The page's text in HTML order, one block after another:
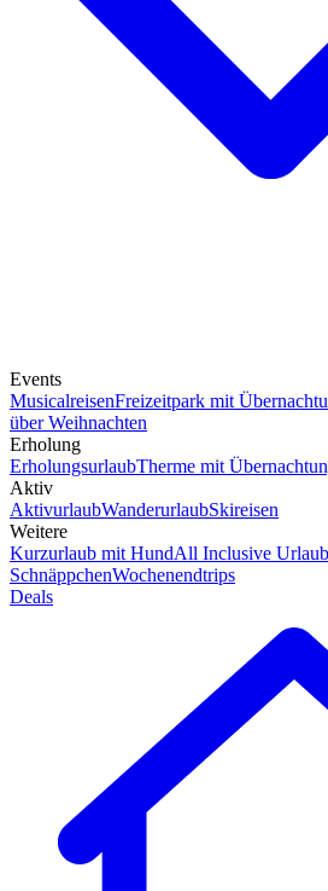
Events
MusicalreisenFreizeitpark mit
über Weihnachten
Erholung
ErholungsurlaubTherme mit
Aktiv
AktivurlaubWanderurlaubSkireisen
Weitere
Kurzurlaub mit HundAll Inclusive Urlaub
SchnäppchenWochenendtrips
Deals